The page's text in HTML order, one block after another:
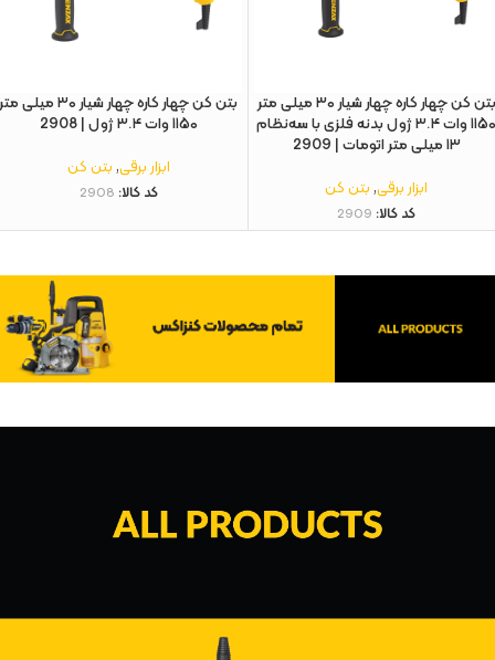
بتن‌ کن چهار کاره چهار شیار ۳۰ میلی‌ متر
۱۱۵۰ وات ۳.۴ ژول بدنه فلزی با سه‌نظام
۱۳ میلی‌ متر اتومات | 2909
ابزار برقی,بتن کن
کد کالا: 2909
بتن‌ کن چهار کاره چهار شیار ۳۰ میلی‌ متر
۱۱۵۰ وات ۳.۴ ژول | 2908
ابزار برقی,بتن کن
کد کالا: 2908